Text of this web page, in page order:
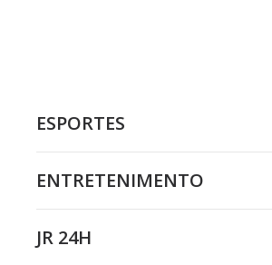
ESPORTES
ENTRETENIMENTO
JR 24H